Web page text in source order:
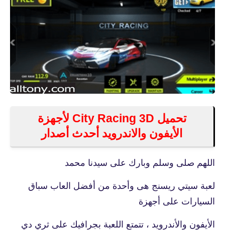
تحميل City Racing 3D لأجهزة
الأيفون والاندرويد أحدث أصدار
اللهم صلى وسلم وبارك على سيدنا محمد
لعبة سيتي ريسنج هى وأحدة من أفضل العاب سباق
السيارات على أجهزة
الأيفون والأندرويد ، تتمتع اللعبة بجرافيك على ثري دي